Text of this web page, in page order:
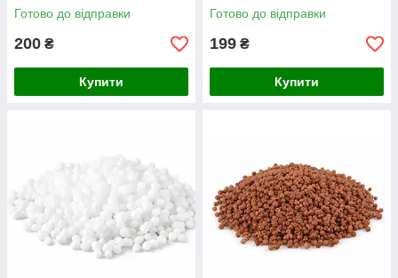
Готово до відправки
200 ₴
Купити
Готово до відправки
199 ₴
Купити